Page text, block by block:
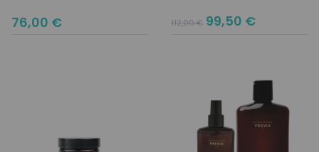
76,00 € 112,00€
Original
99,50 €
Current